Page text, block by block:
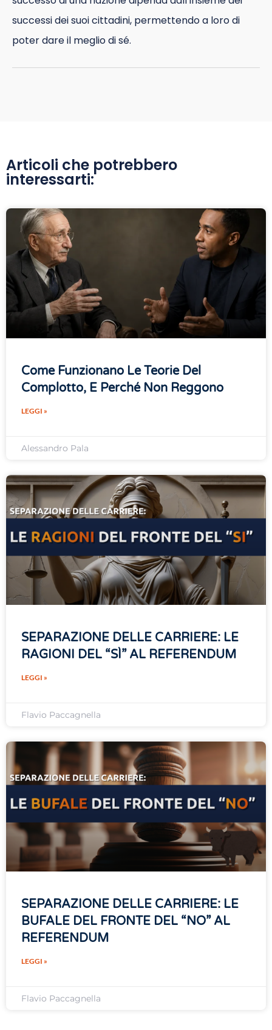
successi dei suoi cittadini, permettendo a loro di
poter dare il meglio di sé.
Articoli che potrebbero
interessarti:
Come Funzionano Le Teorie Del
Complotto, E Perché Non Reggono
LEGGI »
Alessandro Pala
SEPARAZIONE DELLE CARRIERE: LE
RAGIONI DEL “SÌ” AL REFERENDUM
LEGGI »
Flavio Paccagnella
SEPARAZIONE DELLE CARRIERE: LE
BUFALE DEL FRONTE DEL “NO” AL
REFERENDUM
LEGGI »
Flavio Paccagnella